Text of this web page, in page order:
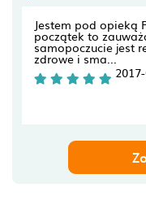
Jestem pod opieką
początek to
samopoczucie jest
zdrowe i sma...